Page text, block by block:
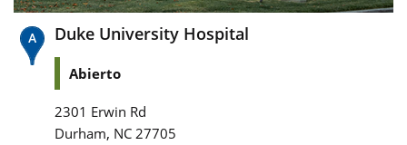
Duke University Hospital
Abierto
2301 Erwin Rd
Durham, NC 27705